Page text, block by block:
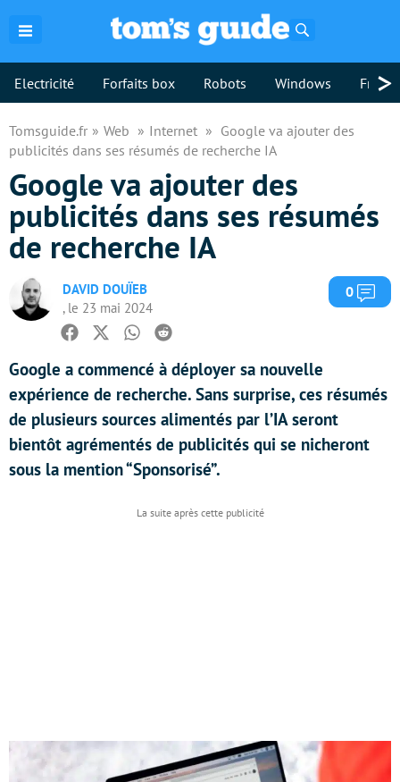
Electricité Forfaits box Robots Windows >
Tomsguide.fr Web Internet
Google va ajouter des
publicités dans ses résumés de recherche IA
Google va ajouter des
publicités dans ses résumés
de recherche IA
DAVID DOUÏEB
, le 23 mai 2024
0
Facebook
TwitterWhatsapp
Reddit
Google a commencé à déployer sa nouvelle
expérience de recherche. Sans surprise, ces résumés
de plusieurs sources alimentés par l’IA seront
bientôt agrémentés de publicités qui se nicheront
sous la mention “Sponsorisé”.